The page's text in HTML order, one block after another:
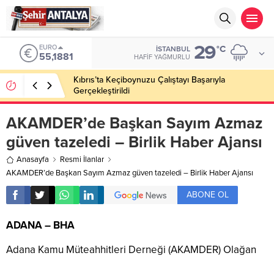
EURO
55,1881
İSTANBUL
HAFIF YAĞMURLU 29°C
Kıbrıs’ta Keçiboynuzu Çalıştayı Başarıyla
Gerçekleştirildi
AKAMDER’de Başkan Sayım Azmaz
güven tazeledi – Birlik Haber Ajansı
Anasayfa
Resmi İlanlar
AKAMDER’de Başkan Sayım Azmaz güven tazeledi – Birlik Haber Ajansı
ABONE OL
ADANA – BHA
Adana Kamu Müteahhitleri Derneği (AKAMDER) Olağan